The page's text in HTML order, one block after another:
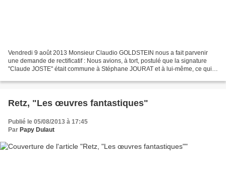
Vendredi 9 août 2013 Monsieur Claudio GOLDSTEIN nous a fait parvenir
une demande de rectificatif : Nous avions, à tort, postulé que la signature
"Claude JOSTE" était commune à Stéphane JOURAT et à lui-même, ce qui
Retz, "Les œuvres fantastiques"
Publié le 05/08/2013 à 17:45
Par Papy Dulaut